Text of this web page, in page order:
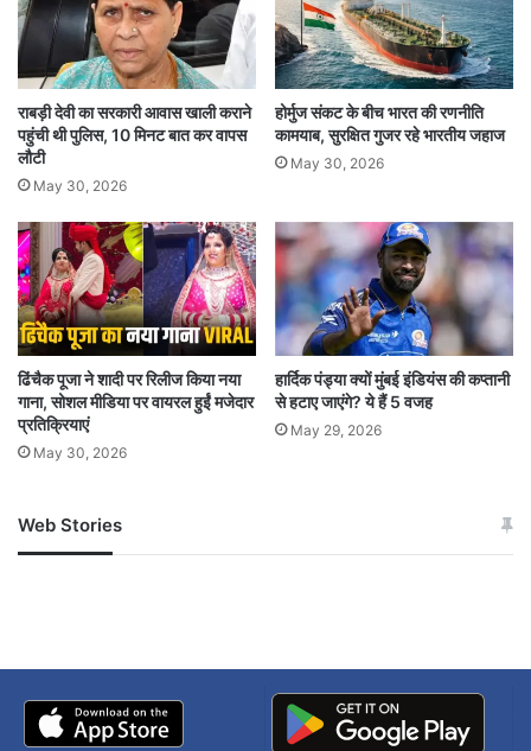
गौरतलब है कि यूपी एनएमएमएस छात्रवृ्त्ति के लिए जवाहर
नवोदय विद्यालय, केंद्रीय विद्यालय, सैनिक स्कूल, राजकीय
आवासीय एवं निजी विद्यालय में पढ़ रहे छात्र आवेदन करने
के पात्र नहीं हैं।
कितनी मिलेगी स्कॉलरशिप?
8वीं के योग्य छात्रों को हर महीने 1000 रुपये, यानी 12
हजार रुपये वार्षिक छात्रवृत्ति से लाभांवित किया जाएगा। यह
स्कॉलरशिप छात्रों को कक्षा 9वीं से 12वीं तक मिलेगी।
आवेदन करते समय छात्र को अपना भारतीय स्टेट बैंक के
अकांउट का विवरण प्रदान करना होगा। छात्रवृत्ति की राशि
आवेदन पत्र भरने के लिए सबसे पहले आधिकारिक वेबसाइट
entdata.co.in. पर जाएं।
राबड़ी देवी का सरकारी आवास खाली कराने
पहुंची थी पुलिस, 10 मिनट बात कर वापस
लौटी
May 30, 2026
होर्मुज संकट के बीच भारत की रणनीति
कामयाब, सुरक्षित गुजर रहे भारतीय जहाज
May 30, 2026
ढिंचैक पूजा ने शादी पर रिलीज किया नया
गाना, सोशल मीडिया पर वायरल हुईं मजेदार
प्रतिक्रियाएं
May 30, 2026
हार्दिक पंड्या क्यों मुंबई इंडियंस की कप्तानी
से हटाए जाएंगे? ये हैं 5 वजह
May 29, 2026
Web Stories
जम्मू-कश्मीर में बारिश से
अपडेट
खाई में धक्का… आरोपियों ने